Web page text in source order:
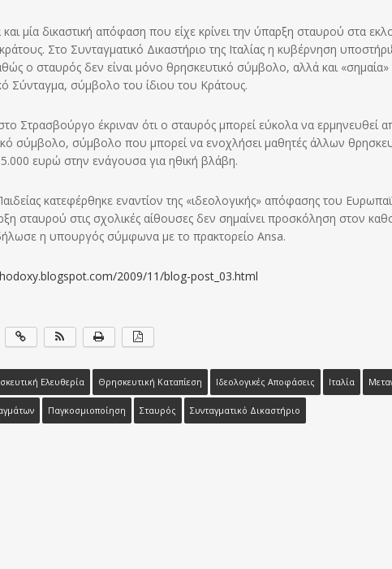
και μία δικαστική απόφαση που είχε κρίνει την ύπαρξη σταυρού στα
Στο Συνταγματικό Δικαστήριο της Ιταλίας η κυβέρνηση
ο σταυρός δεν είναι μόνο θρησκευτικό σύμβολο, αλλά και
Σύνταγμα, σύμβολο του ίδιου του Κράτους.
Στρασβούργο έκριναν ότι ο σταυρός μπορεί εύκολα να ερμηνευθεί
σύμβολο, σύμβολο που μπορεί να ενοχλήσει μαθητές άλλων
ευρώ στην ενάγουσα για ηθική βλάβη.
κατεφέρθηκε εναντίον της «ιδεολογικής» απόφασης του
σταυρού στις σχολικές αίθουσες δεν σημαίνει προσκόληση στον
η υπουργός σύμφωνα με το πρακτορείο Ansa.
2009/11/blog-post_03.html
Ελευθερία Θρησκευτική Καταπίεση Ιδεολογικές Αποφάσεις Ιταλία
Παγκοσμιοποίηση Σταυρός Συνταγματικό Δικαστήριο